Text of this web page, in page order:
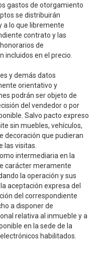
gastos de otorgamiento
se distribuirán
a lo que libremente
contrato y las
de
incluidos en el precio.
y demás datos
orientativo y
podrán ser objeto de
del vendedor o por
Salvo pacto expreso
sin muebles, vehículos,
decoración que pudieran
las visitas.
intermediaria en la
carácter meramente
la operación y sus
aceptación expresa del
del correspondiente
a disponer de
relativa al inmueble y a
en la sede de la
habilitados.